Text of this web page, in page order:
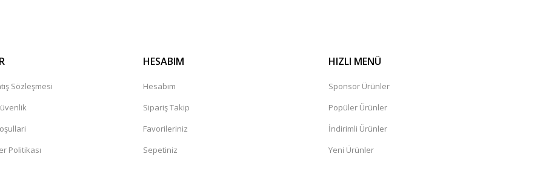
Sözleşmesi
Politikası
HESABIM
Hesabım
Sipariş Takip
Favorileriniz
Sepetiniz
HIZLI MENÜ
Sponsor Ürünler
Popüler Ürünler
İndirimli Ürünler
Yeni Ürünler